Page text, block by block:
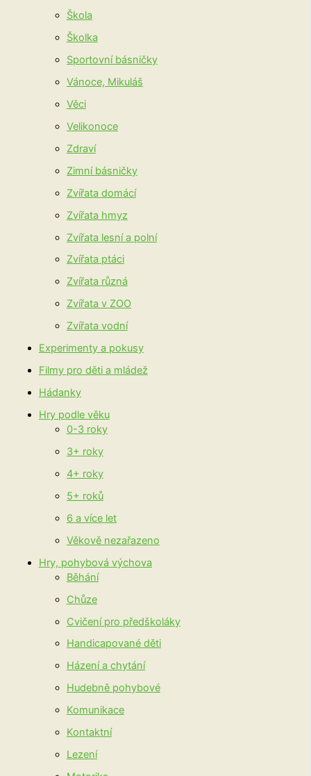
Škola
Školka
Sportovní básničky
Vánoce, Mikuláš
Věci
Velikonoce
Zdraví
Zimní básničky
Zvířata domácí
Zvířata hmyz
Zvířata lesní a polní
Zvířata ptáci
Zvířata různá
Zvířata v ZOO
Zvířata vodní
Experimenty a pokusy
Filmy pro děti a mládež
Hádanky
Hry podle věku
0-3 roky
3+ roky
4+ roky
5+ roků
6 a více let
Věkově nezařazeno
Hry, pohybová výchova
Běhání
Chůze
Cvičení pro předškoláky
Handicapované děti
Házení a chytání
Hudebně pohybové
Komunikace
Kontaktní
Lezení